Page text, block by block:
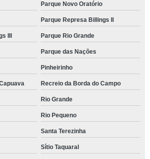
Parque Novo Oratório
Parque Represa Billings II
III Parque Rio Grande
Parque das Nações
Pinheirinho
Recreio da Borda do Campo
Rio Grande
Rio Pequeno
Santa Terezinha
Sítio Taquaral